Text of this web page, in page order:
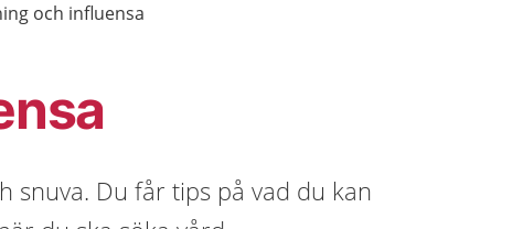
och influensa
snuva. Du får tips på vad du kan